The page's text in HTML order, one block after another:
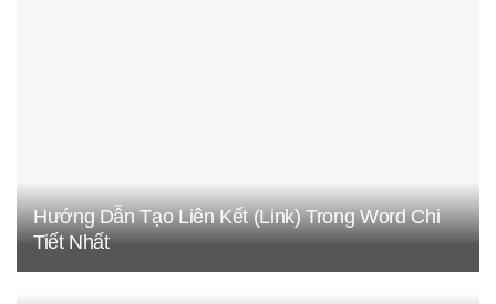
Hướng Dẫn Tạo Liên Kết (Link) Trong Word Chi
Tiết Nhất